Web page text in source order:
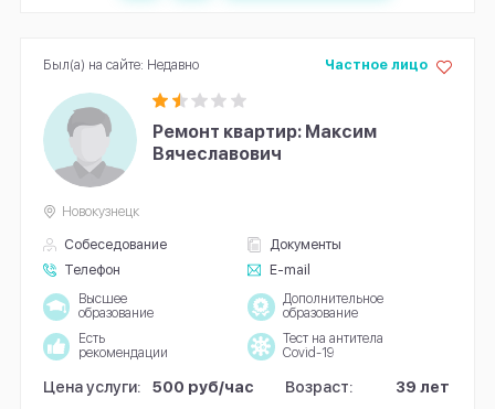
Ремонт квартир: Максим
Вячеславович
Собеседование
Документы
Телефон
E-mail
Частное лицо
Новокузнецк
Высшее
образование
Дополнительное
образование
Есть
рекомендации
Тест на антитела
Covid-19
Цена услуги: 500 руб/час Возраст: 39 лет
Был(а) на сайте: Недавно